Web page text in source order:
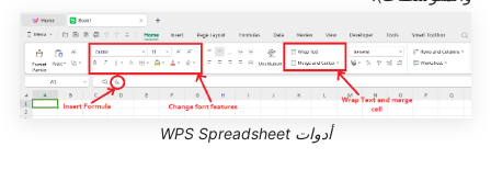
أدوات WPS Spreadsheet